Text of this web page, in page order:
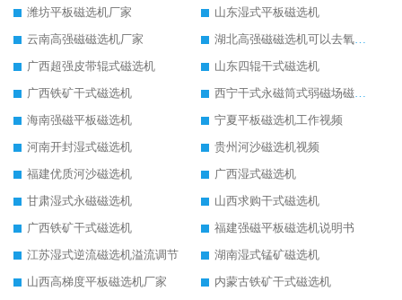
潍坊平板磁选机厂家
山东湿式平板磁选机
云南高强磁磁选机厂家
广西超强皮带辊式磁选机
山东四辊干式磁选机
广西铁矿干式磁选机
海南强磁平板磁选机
宁夏平板磁选机工作视频
河南开封湿式磁选机
贵州河沙磁选机视频
福建优质河沙磁选机
广西湿式磁选机
甘肃湿式永磁磁选机
山西求购干式磁选机
广西铁矿干式磁选机
福建强磁平板磁选机说明书
江苏湿式逆流磁选机溢流调节
湖南湿式锰矿磁选机
山西高梯度平板磁选机厂家
内蒙古铁矿干式磁选机